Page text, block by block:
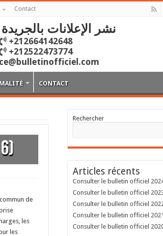
Contact
نشر الإعلانات
+212664142648
+212522473774
CONTACT
de
les
les
Rechercher
Articles récents
Consulter le bulletin officiel
Consulter le bulletin officiel
Consulter le bulletin officiel
Consulter le bulletin officiel 2021
Consulter le bulletin officiel